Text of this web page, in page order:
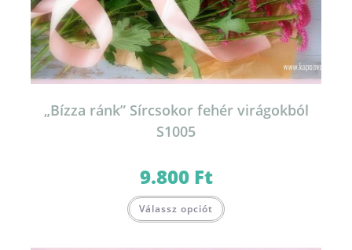
„Bízza ránk” Sírcsokor fehér virágokból
S1005
9.800 Ft
Válassz opciót